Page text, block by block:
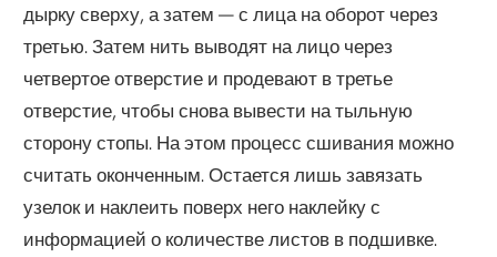
дырку сверху, а затем — с лица на оборот через
третью. Затем нить выводят на лицо через
четвертое отверстие и продевают в третье
отверстие, чтобы снова вывести на тыльную
сторону стопы. На этом процесс сшивания можно
считать оконченным. Остается лишь завязать
узелок и наклеить поверх него наклейку с
информацией о количестве листов в подшивке.